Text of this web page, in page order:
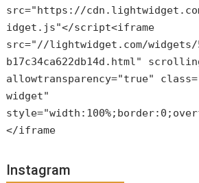
src="https://
idget.js"</script<iframe
src="//lightwidget.com/widgets/
b17c34ca622db14d.html"
allowtransparency="true"
widget"
</iframe
Instagram